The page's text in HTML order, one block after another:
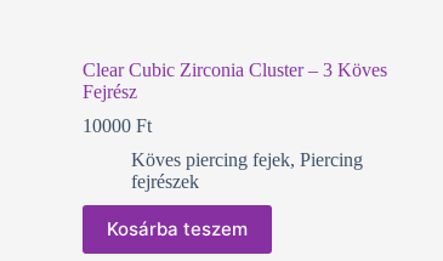
Clear Cubic Zirconia Cluster – 3 Köves
Fejrész
10000 Ft
Köves piercing fejek, Piercing
fejrészek
Kosárba teszem